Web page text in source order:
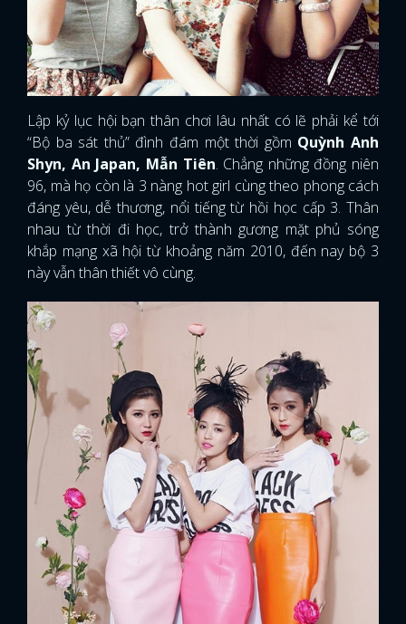
Lập kỷ lục hội bạn thân chơi lâu nhất có lẽ phải kể tới
“Bộ ba sát thủ” đình đám một thời gồm Quỳnh Anh
Shyn, An Japan, Mẫn Tiên. Chẳng những đồng niên
96, mà họ còn là 3 nàng hot girl cùng theo phong cách
đáng yêu, dễ thương, nổi tiếng từ hồi học cấp 3. Thân
nhau từ thời đi học, trở thành gương mặt phủ sóng
khắp mạng xã hội từ khoảng năm 2010, đến nay bộ 3
này vẫn thân thiết vô cùng.